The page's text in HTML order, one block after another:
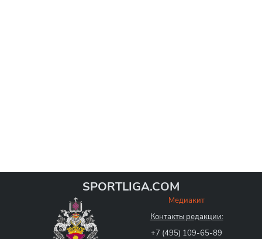
SPORTLIGA.COM
Медиакит
Контакты редакции:
+7 (495) 109-65-89